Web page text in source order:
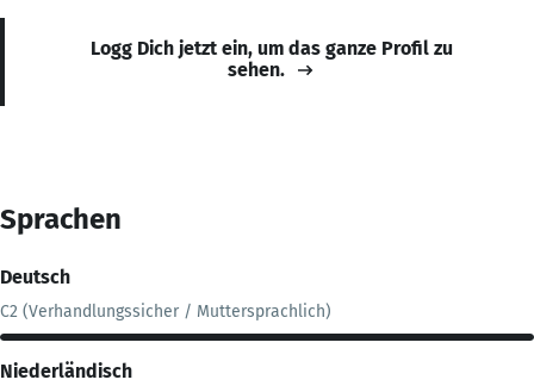
Logg Dich jetzt ein, um das ganze Profil zu
sehen.
Sprachen
Deutsch
C2 (Verhandlungssicher / Muttersprachlich)
Niederländisch